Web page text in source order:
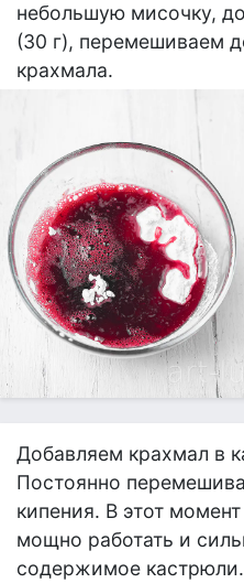
небольшую мисочку,
(30 г), перемешиваем
крахмала.
Добавляем крахмал в
Постоянно
кипения. В этот
мощно работать и
содержимое